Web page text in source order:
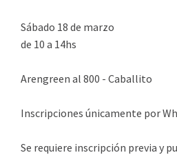
Sábado 18 de marzo
de 10 a 14hs
Arengreen al 800 - Caballito
Inscripciones únicamente por
Se requiere inscripción previa y